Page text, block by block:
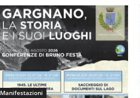
Manifestazioni